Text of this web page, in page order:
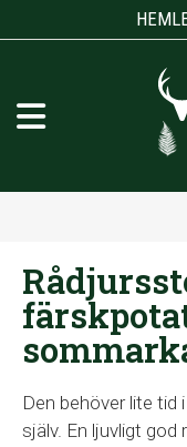
Den behöver lite tid
själv. En ljuvligt